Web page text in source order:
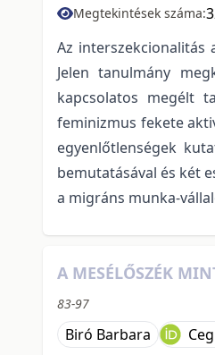
Megtekintések száma:
Az interszekcionalitás
Jelen tanulmány
kapcsolatos megélt
feminizmus fekete
egyenlőtlenségek
bemutatásával és két
a migráns munka-
A MESÉLŐSZÉK
83-97
Biró Barbara